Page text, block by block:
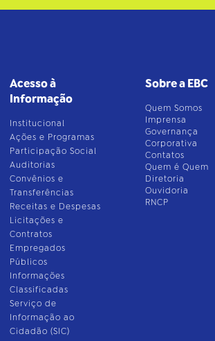
Acesso à
Informação
Institucional
Ações e Programas
Participação Social
Auditorias
Convênios e
Transferências
Receitas e Despesas
Licitações e
Contratos
Empregados
Públicos
Informações
Classificadas
Serviço de
Informação ao
Cidadão (SIC)
Sobre a EBC
Quem Somos
Imprensa
Governança
Corporativa
Contatos
Quem é Quem
Diretoria
Ouvidoria
RNCP